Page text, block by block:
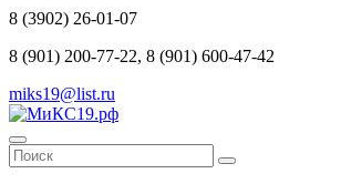
8 (3902) 26-01-07
8 (901) 200-77-22, 8 (901) 600-47-42
miks19@list.ru